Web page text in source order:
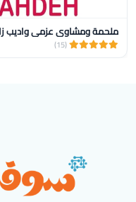
ملحمة ومشاوي عزمي واديب
(15)